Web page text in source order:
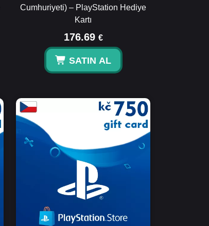
Cumhuriyeti) – PlayStation Hediye
Kartı
176.69 €
SATIN AL